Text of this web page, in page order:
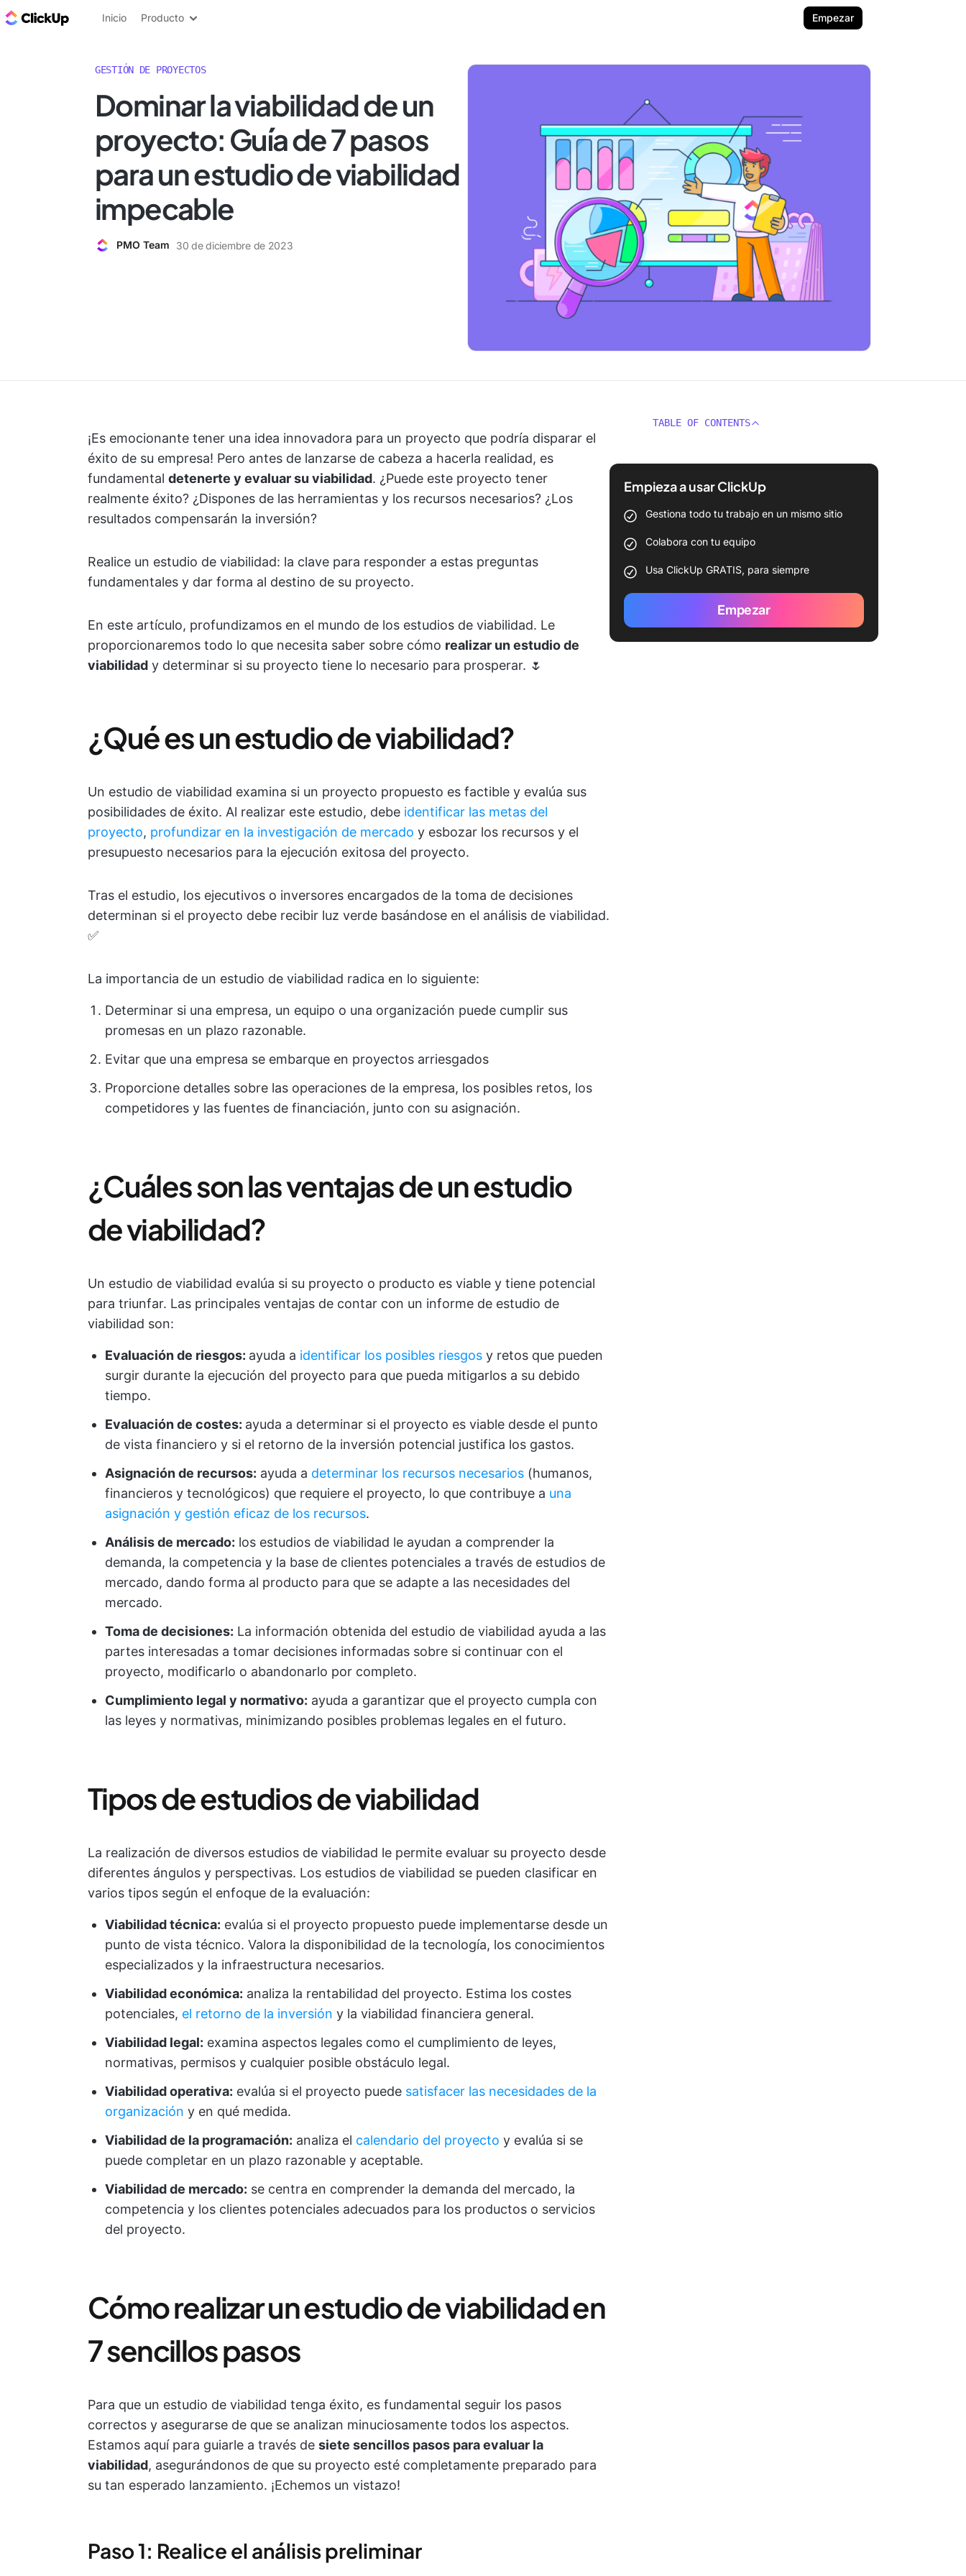
ClickUp Blog
Inicio Producto Empezar
GESTIÓN DE PROYECTOS
Dominar la viabilidad de un
proyecto: Guía de 7 pasos
para un estudio de viabilidad
impecable
PMO Team 30 de diciembre de 2023
¡Es emocionante tener una idea innovadora para un proyecto que podría disparar el
éxito de su empresa! Pero antes de lanzarse de cabeza a hacerla realidad, es
fundamental detenerte y evaluar su viabilidad. ¿Puede este proyecto tener
realmente éxito? ¿Dispones de las herramientas y los recursos necesarios? ¿Los
resultados compensarán la inversión?
Realice un estudio de viabilidad: la clave para responder a estas preguntas
fundamentales y dar forma al destino de su proyecto.
En este artículo, profundizamos en el mundo de los estudios de viabilidad. Le
proporcionaremos todo lo que necesita saber sobre cómo realizar un estudio de
viabilidad y determinar si su proyecto tiene lo necesario para prosperar. 🌷
¿Qué es un estudio de viabilidad?
Un estudio de viabilidad examina si un proyecto propuesto es factible y evalúa sus
posibilidades de éxito. Al realizar este estudio, debe identificar las metas del
proyecto, profundizar en la investigación de mercado y esbozar los recursos y el
presupuesto necesarios para la ejecución exitosa del proyecto.
Tras el estudio, los ejecutivos o inversores encargados de la toma de decisiones
determinan si el proyecto debe recibir luz verde basándose en el análisis de viabilidad.
✅
La importancia de un estudio de viabilidad radica en lo siguiente:
Determinar si una empresa, un equipo o una organización puede cumplir sus
promesas en un plazo razonable.
Evitar que una empresa se embarque en proyectos arriesgados
Proporcione detalles sobre las operaciones de la empresa, los posibles retos, los
competidores y las fuentes de financiación, junto con su asignación.
¿Cuáles son las ventajas de un estudio
de viabilidad?
Un estudio de viabilidad evalúa si su proyecto o producto es viable y tiene potencial
para triunfar. Las principales ventajas de contar con un informe de estudio de
viabilidad son:
Evaluación de riesgos: ayuda a identificar los posibles riesgos y retos que pueden
surgir durante la ejecución del proyecto para que pueda mitigarlos a su debido
tiempo.
Evaluación de costes: ayuda a determinar si el proyecto es viable desde el punto
de vista financiero y si el retorno de la inversión potencial justifica los gastos.
Asignación de recursos: ayuda a determinar los recursos necesarios (humanos,
financieros y tecnológicos) que requiere el proyecto, lo que contribuye a una
asignación y gestión eficaz de los recursos.
Análisis de mercado: los estudios de viabilidad le ayudan a comprender la
demanda, la competencia y la base de clientes potenciales a través de estudios de
mercado, dando forma al producto para que se adapte a las necesidades del
mercado.
Toma de decisiones: La información obtenida del estudio de viabilidad ayuda a las
partes interesadas a tomar decisiones informadas sobre si continuar con el
proyecto, modificarlo o abandonarlo por completo.
Cumplimiento legal y normativo: ayuda a garantizar que el proyecto cumpla con
las leyes y normativas, minimizando posibles problemas legales en el futuro.
Tipos de estudios de viabilidad
La realización de diversos estudios de viabilidad le permite evaluar su proyecto desde
diferentes ángulos y perspectivas. Los estudios de viabilidad se pueden clasificar en
varios tipos según el enfoque de la evaluación:
Viabilidad técnica: evalúa si el proyecto propuesto puede implementarse desde un
punto de vista técnico. Valora la disponibilidad de la tecnología, los conocimientos
especializados y la infraestructura necesarios.
Viabilidad económica: analiza la rentabilidad del proyecto. Estima los costes
potenciales, el retorno de la inversión y la viabilidad financiera general.
Viabilidad legal: examina aspectos legales como el cumplimiento de leyes,
normativas, permisos y cualquier posible obstáculo legal.
Viabilidad operativa: evalúa si el proyecto puede satisfacer las necesidades de la
organización y en qué medida.
Viabilidad de la programación: analiza el calendario del proyecto y evalúa si se
puede completar en un plazo razonable y aceptable.
Viabilidad de mercado: se centra en comprender la demanda del mercado, la
competencia y los clientes potenciales adecuados para los productos o servicios
del proyecto.
Cómo realizar un estudio de viabilidad en
7 sencillos pasos
Para que un estudio de viabilidad tenga éxito, es fundamental seguir los pasos
correctos y asegurarse de que se analizan minuciosamente todos los aspectos.
Estamos aquí para guiarle a través de siete sencillos pasos para evaluar la
viabilidad, asegurándonos de que su proyecto esté completamente preparado para
su tan esperado lanzamiento. ¡Echemos un vistazo!
Paso 1: Realice el análisis preliminar
TABLE OF CONTENTS
Empieza a usar ClickUp
Gestiona todo tu trabajo en un mismo sitio
Colabora con tu equipo
Usa ClickUp GRATIS, para siempre
Empezar